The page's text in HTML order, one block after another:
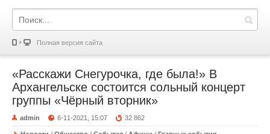
Полная версия сайта
«Расскажи Снегурочка, где была!» В
Архангельске состоится сольный концерт
группы «Чёрный вторник»
admin 6-11-2021, 15:07 32 862